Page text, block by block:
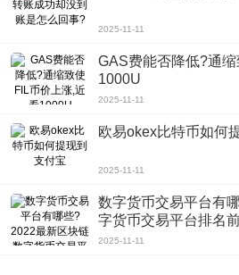
2025-11-11
GAS费能否降低?通
1000U
2025-11-11
欧易okex比特币如何
2025-11-11
数字货币交易平台有
字货币交易平台排名
2025-11-11